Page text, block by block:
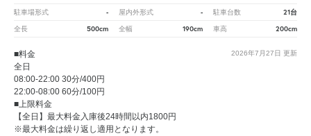
駐車場形式 - 屋内外形式 - 駐車台数 21台
全長 500cm 全幅 190cm 車高 200cm
2026年7月27日 更新
■料金
全日
08:00-22:00 30分/400円
22:00-08:00 60分/100円
■上限料金
【全日】最大料金入庫後24時間以内1800円
※最大料金は繰り返し適用となります。